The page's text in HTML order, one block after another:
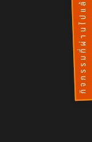
กิจกรรมที่ผ่านไปแล้ว